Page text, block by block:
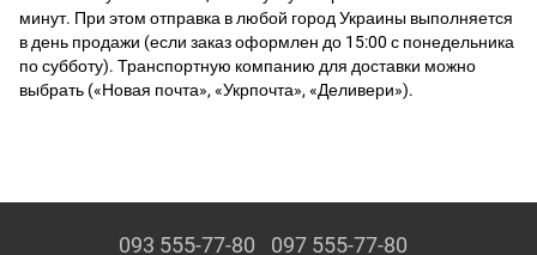
минут. При этом отправка в любой город Украины выполняется
в день продажи (если заказ оформлен до 15:00 с понедельника
по субботу). Транспортную компанию для доставки можно
выбрать («Новая почта», «Укрпочта», «Деливери»).
093 555-77-80 097 555-77-80